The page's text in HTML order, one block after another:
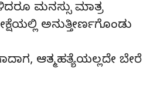
ಮನಸ್ಸು ಮಾತ್ರ
ಅನುತ್ತೀರ್ಣಗೊಂಡು
ಆತ್ಮಹತ್ಯೆಯಲ್ಲದೇ ಬೇರೆ